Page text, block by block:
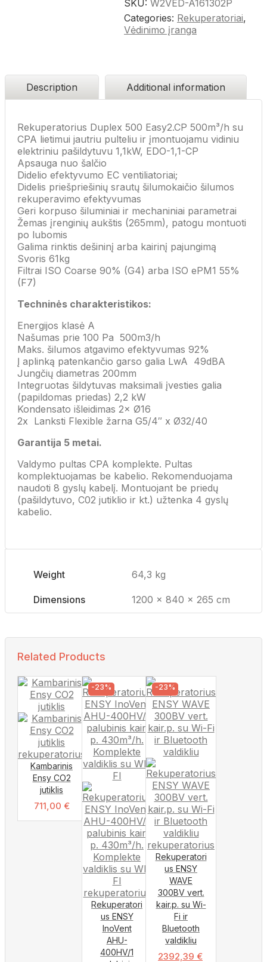
SKU: W2VED-A161302P
Categories: Rekuperatoriai,
Vėdinimo įranga
Description Additional information
Rekuperatorius Duplex 500 Easy2.CP 500m³/h su
CPA lietimui jautriu pulteliu ir įmontuojamu vidiniu
elektriniu pašildytuvu 1,1kW, EDO-1,1-CP
Apsauga nuo šalčio
Didelio efektyvumo EC ventiliatoriai;
Didelis priešpriešinių srautų šilumokaičio šilumos
rekuperavimo efektyvumas
Geri korpuso šiluminiai ir mechaniniai parametrai
Žemas įrenginių aukštis (265mm), patogu montuoti
po lubomis
Galima rinktis dešininį arba kairinį pajungimą
Svoris 61kg
Filtrai ISO Coarse 90% (G4) arba ISO ePM1 55%
(F7)
Techninės charakteristikos:
Energijos klasė A
Našumas prie 100 Pa 500m3/h
Maks. šilumos atgavimo efektyvumas 92%
Į aplinką patenkančio garso galia LwA 49dBA
Jungčių diametras 200mm
Integruotas šildytuvas maksimali įvesties galia
(papildomas priedas) 2,2 kW
Kondensato išleidimas 2× Ø16
2x Lanksti Flexible žarna G5/4″ x Ø32/40
Garantija 5 metai.
Valdymo pultas CPA komplekte. Pultas
komplektuojamas be kabelio. Rekomenduojama
naudoti 8 gyslų kabelį. Montuojant be priedų
(pašildytuvo, C02 jutiklio ir kt.) užtenka 4 gyslų
kabelio.
Weight 64,3 kg
Dimensions 1200 × 840 × 265 cm
Related Products
Kambarinis
Ensy CO2
jutiklis
711,00 €
-23%
Rekuperatori
us ENSY
InoVent
AHU-
400HV/1
-23%
Rekuperatori
us ENSY
WAVE
300BV vert.
kair.p. su Wi-
Fi ir
Bluetooth
valdikliu
2392,39 €